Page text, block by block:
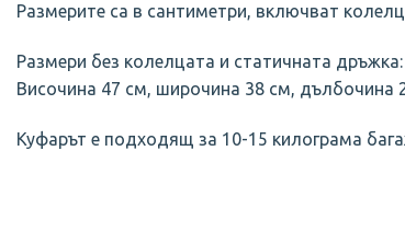
Размерите са в сантиметри, включват
Размери без колелцата и статичната дръжка:
Височина 47 см, широчина 38 см, дълбочина
Куфарът е подходящ за 10-15 килограма